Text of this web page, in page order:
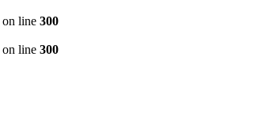
on line 300
on line 300